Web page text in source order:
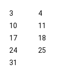
3
4
10
11
17
18
24
25
31